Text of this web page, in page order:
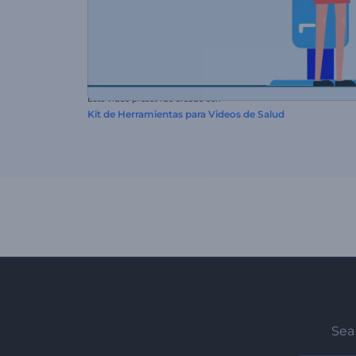
Este video preset fue creado con
Kit de Herramientas para Videos de Salud